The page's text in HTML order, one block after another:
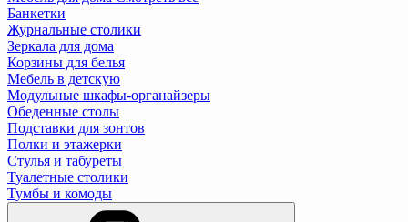
Банкетки
Журнальные столики
Зеркала для дома
Корзины для белья
Мебель в детскую
Модульные шкафы-органайзеры
Обеденные столы
Подставки для зонтов
Полки и этажерки
Стулья и табуреты
Туалетные столики
Тумбы и комоды